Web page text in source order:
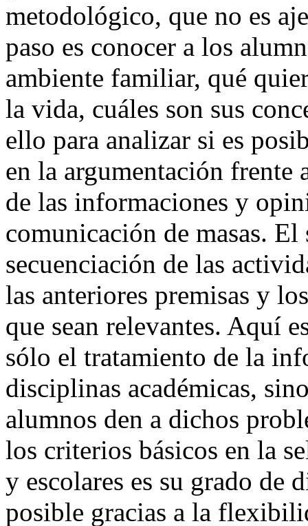
metodológico, que no es
paso es conocer a los
ambiente familiar, qué
la vida, cuáles son sus
ello para analizar si es
en la argumentación
de las informaciones y
comunicación de masas. El
secuenciación de las
las anteriores premisas y
que sean relevantes. Aquí
sólo el tratamiento de la
disciplinas académicas,
alumnos den a dichos
los criterios básicos en la
y escolares es su grado de
posible gracias a la